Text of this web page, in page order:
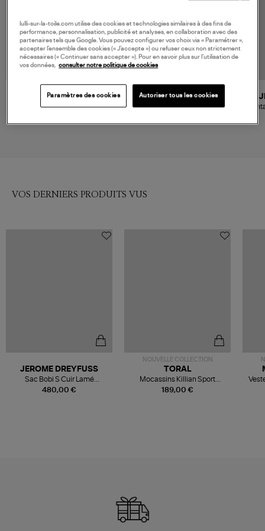
MOMONI
Pantalon Manuel Blu Jeans
ESSENTIEL ANTWERP
Pantalon Jendall Blanc Bleu
VOS DERNIERS PRODUITS VUS
480,00 €
JEROME DREYFUSS
Sac Bobi S Cuir Lamé
Champagne
NOUVELLE COLLECTION
189,00 €
TORAL
Mocassins Killian Sport
Mousse
lulli-sur-la-toile.com utilise des cookies et technologies similaires à des fins de
performance, personnalisation, publicité et analyses, en collaboration avec des
partenaires tels que Google. Vous pouvez configurer vos choix via « Paramétrer »,
accepter l’ensemble des cookies (« J’accepte ») ou refuser ceux non strictement
nécessaires (« Continuer sans accepter »). Pour en savoir plus sur l’utilisation de
vos données, consulter notre politique de cookies
Paramètres des cookies Autoriser tous les cookies